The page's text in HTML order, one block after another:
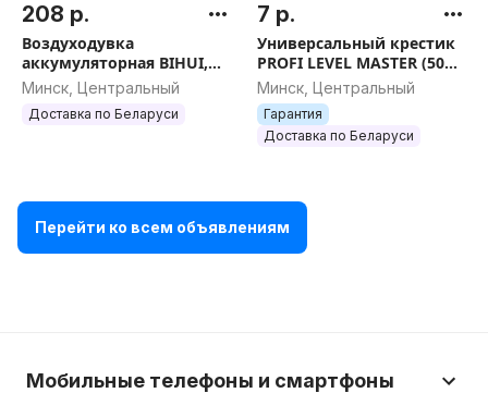
208 р.
Воздуходувка
аккумуляторная BIHUI,
арт.BPG22
Минск, Центральный
Доставка по Беларуси
7 р.
Универсальный крестик
PROFI LEVEL MASTER (50
шт.), арт.1139
Минск, Центральный
Гарантия
Доставка по Беларуси
Перейти ко всем объявлениям
Мобильные телефоны и смартфоны